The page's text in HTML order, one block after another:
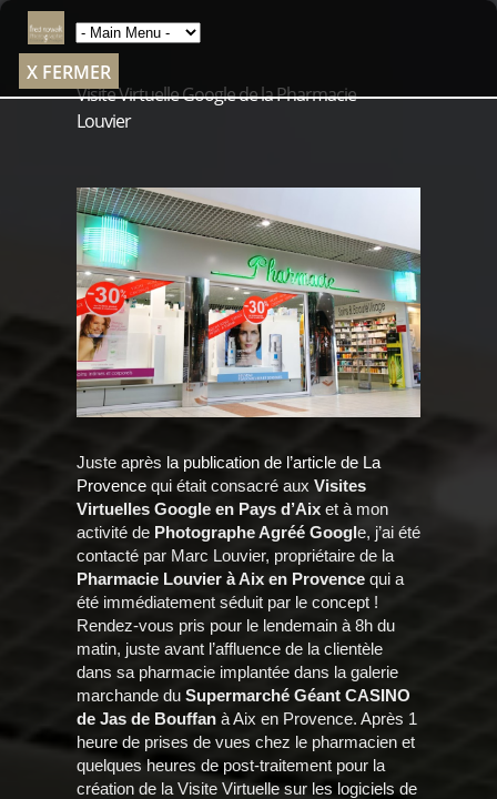
X FERMER
Visite Virtuelle Google de la Pharmacie
Louvier
Juste après la publication de l’article de La
Provence qui était consacré aux Visites
Virtuelles Google en Pays d’Aix et à mon
activité de Photographe Agréé Googl e, j’ai été
contacté par Marc Louvier, propriétaire de la
Pharmacie Louvier à Aix en Provence qui a
été immédiatement séduit par le concept !
Rendez-vous pris pour le lendemain à 8h du
matin, juste avant l’affluence de la clientèle
dans sa pharmacie implantée dans la galerie
marchande du Supermarché Géant CASINO
de Jas de Bouffan à Aix en Provence. Après 1
heure de prises de vues chez le pharmacien et
quelques heures de post-traitement pour la
création de la Visite Virtuelle sur les logiciels de